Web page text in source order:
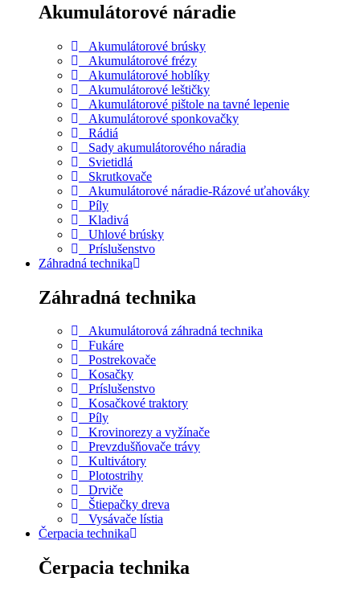
Akumulátorové náradie
Akumulátorové brúsky
Akumulátorové frézy
Akumulátorové hoblíky
Akumulátorové leštičky
Akumulátorové pištole na tavné lepenie
Akumulátorové sponkovačky
Rádiá
Sady akumulátorového náradia
Svietidlá
Skrutkovače
Akumulátorové náradie-Rázové uťahováky
Píly
Kladivá
Uhlové brúsky
Príslušenstvo
Záhradná technika
Záhradná technika
Akumulátorová záhradná technika
Fukáre
Postrekovače
Kosačky
Príslušenstvo
Kosačkové traktory
Píly
Krovinorezy a vyžínače
Prevzdušňovače trávy
Kultivátory
Plotostrihy
Drviče
Štiepačky dreva
Vysávače lístia
Čerpacia technika
Čerpacia technika